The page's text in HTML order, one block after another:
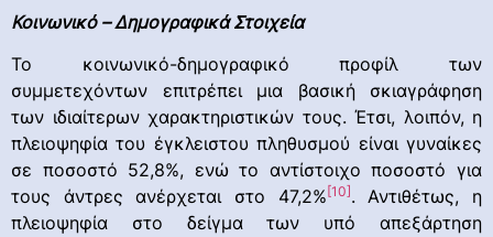
Κοινωνικό – Δημογραφικά Στοιχεία
Το κοινωνικό-δημογραφικό προφίλ των
συμμετεχόντων επιτρέπει μια βασική σκιαγράφηση
των ιδιαίτερων χαρακτηριστικών τους. Έτσι, λοιπόν, η
πλειοψηφία του έγκλειστου πληθυσμού είναι γυναίκες
σε ποσοστό 52,8%, ενώ το αντίστοιχο ποσοστό για
τους άντρες ανέρχεται στο 47,2% [10] . Αντιθέτως, η
πλειοψηφία στο δείγμα των υπό απεξάρτηση